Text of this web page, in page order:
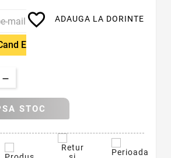
Este Disponibil
favorite_border ADAUGA LA DORINTE
STOC